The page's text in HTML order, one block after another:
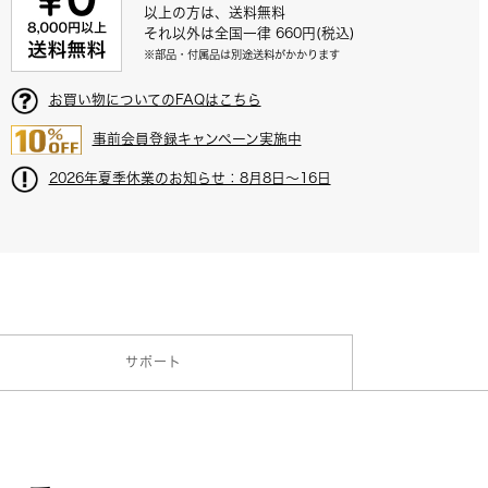
以上の方は、送料無料
それ以外は全国一律 660円(税込)
※部品・付属品は別途送料がかかります
お買い物についてのFAQはこちら
事前会員登録キャンペーン実施中
2026年夏季休業のお知らせ：8月8日～16日
サポート